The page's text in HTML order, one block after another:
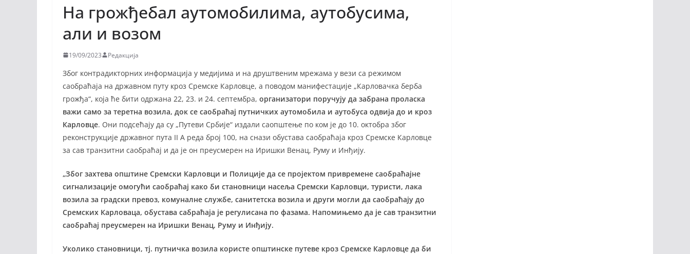
На грожђебал аутомобилима, аутобусима,
али и возом
19/09/2023 Редакција
Због контрадикторних информација у медијима и на друштвеним мрежама у вези са режимом
саобраћаја на државном путу кроз Сремске Карловце, а поводом манифестације „Карловачка берба
грожђа“, која ће бити одржана 22, 23. и 24. септембра, организатори поручују да забрана проласка
важи само за теретна возила, док се саобраћај путничких аутомобила и аутобуса одвија до и кроз
Карловце. Они подсећају да су „Путеви Србије“ издали саопштење по ком је до 10. октобра због
реконструкције државног пута II А реда број 100, на снази обустава саобраћаја кроз Сремске Карловце
за сав транзитни саобраћај и да је он преусмерен на Иришки Венац, Руму и Инђију.
„Због захтева општине Сремски Карловци и Полиције да се пројектом привремене саобраћајне
сигнализације омогући саобраћај како би становници насеља Сремски Карловци, туристи, лака
возила за градски превоз, комуналне службе, санитетска возила и други могли да саобраћају до
Сремских Карловаца, обустава сабраћаја је регулисана по фазама. Напомињемо да је сав транзитни
саобраћај преусмерен на Иришки Венац, Руму и Инђију.
Уколико становници, тј. путничка возила користе општинске путеве кроз Сремске Карловце да би